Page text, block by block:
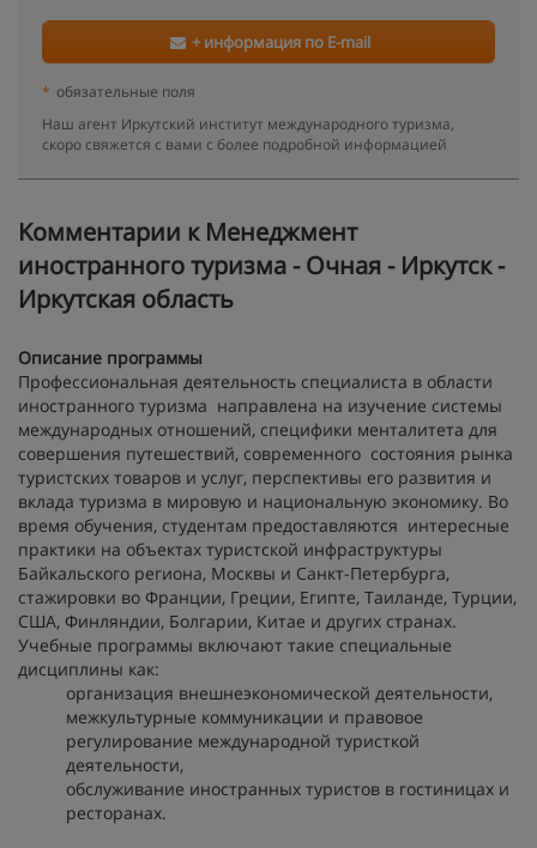
+ информация по E-mail
* обязательные поля
Наш агент Иркутский институт международного туризма,
скоро свяжется с вами с более подробной информацией
Kомментарии к Менеджмент
иностранного туризма - Очная - Иркутск -
Иркутская область
Описание программы
Профессиональная деятельность специалиста в области
иностранного туризма направлена на изучение системы
международных отношений, специфики менталитета для
совершения путешествий, современного состояния рынка
туристских товаров и услуг, перспективы его развития и
вклада туризма в мировую и национальную экономику. Во
время обучения, студентам предоставляются интересные
практики на объектах туристской инфраструктуры
Байкальского региона, Москвы и Санкт-Петербурга,
стажировки во Франции, Греции, Египте, Таиланде, Турции,
США, Финляндии, Болгарии, Китае и других странах.
Учебные программы включают такие специальные
дисциплины как:
организация внешнеэкономической деятельности,
межкультурные коммуникации и правовое
регулирование международной туристкой
деятельности,
обслуживание иностранных туристов в гостиницах и
ресторанах.